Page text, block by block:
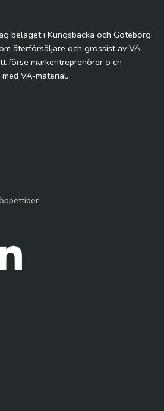
beläget i Kungsbacka och Göteborg.
återförsäljare och grossist av VA-
förse markentreprenörer o ch
VA-material.